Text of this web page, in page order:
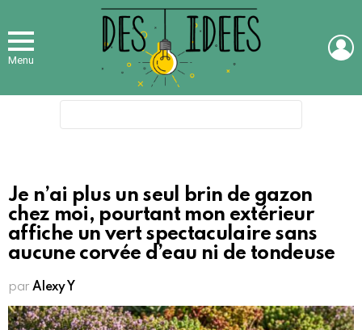
Menu
Je n’ai plus un seul brin de gazon
chez moi, pourtant mon extérieur
affiche un vert spectaculaire sans
aucune corvée d’eau ni de tondeuse
par Alexy Y